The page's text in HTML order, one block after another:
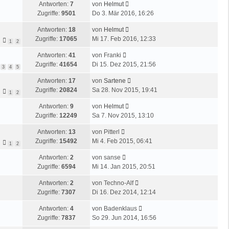
r
a
i
r
a
r
B
i
r
a
z
t
r
B
i
r
a
Antworten: 7
Zugriffe: 9501
L
e
z
t
r
B
i
r
a
von Helmut
Do 3. Mär 2016, 16:26
1 2
Antworten: 18
Zugriffe: 17065
L
e
z
t
r
B
i
r
a
von Helmut
Mi 17. Feb 2016, 12:33
3 4 5
Antworten: 41
Zugriffe: 41654
L
e
z
t
r
B
i
r
a
von Franki
Di 15. Dez 2015, 21:56
1 2
Antworten: 17
Zugriffe: 20824
L
e
z
t
r
B
i
r
a
von Sartene
Sa 28. Nov 2015, 19:41
Antworten: 9
Zugriffe: 12249
L
e
z
t
r
B
i
r
a
von Helmut
Sa 7. Nov 2015, 13:10
1 2
Antworten: 13
Zugriffe: 15492
L
e
z
t
r
B
i
von Pitterl
Mi 4. Feb 2015, 06:41
Antworten: 2
Zugriffe: 6594
L
e
z
t
r
B
von sanse
Mi 14. Jan 2015, 20:51
Antworten: 2
Zugriffe: 7307
L
e
z
t
von Techno-Alf
Di 16. Dez 2014, 12:14
Antworten: 4
Zugriffe: 7837
L
e
von Badenklaus
So 29. Jun 2014, 16:56